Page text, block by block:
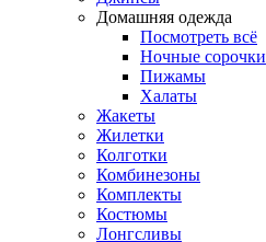
Домашняя одежда
Посмотреть всё
Ночные сорочки
Пижамы
Халаты
Жакеты
Жилетки
Колготки
Комбинезоны
Комплекты
Костюмы
Лонгсливы